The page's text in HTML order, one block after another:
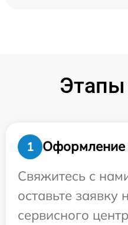
1
Оформление
Свяжитесь с
оставьте заявку
сервисного